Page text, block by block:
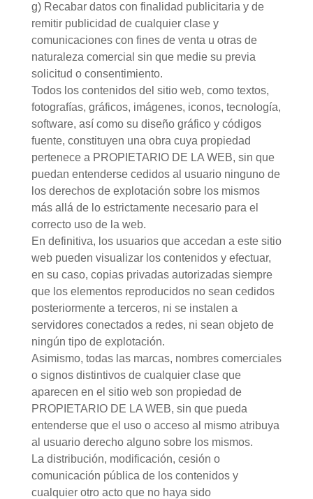
g) Recabar datos con finalidad publicitaria y de
remitir publicidad de cualquier clase y
comunicaciones con fines de venta u otras de
naturaleza comercial sin que medie su previa
solicitud o consentimiento.
Todos los contenidos del sitio web, como textos,
fotografías, gráficos, imágenes, iconos, tecnología,
software, así como su diseño gráfico y códigos
fuente, constituyen una obra cuya propiedad
pertenece a PROPIETARIO DE LA WEB, sin que
puedan entenderse cedidos al usuario ninguno de
los derechos de explotación sobre los mismos
más allá de lo estrictamente necesario para el
correcto uso de la web.
En definitiva, los usuarios que accedan a este sitio
web pueden visualizar los contenidos y efectuar,
en su caso, copias privadas autorizadas siempre
que los elementos reproducidos no sean cedidos
posteriormente a terceros, ni se instalen a
servidores conectados a redes, ni sean objeto de
ningún tipo de explotación.
Asimismo, todas las marcas, nombres comerciales
o signos distintivos de cualquier clase que
aparecen en el sitio web son propiedad de
PROPIETARIO DE LA WEB, sin que pueda
entenderse que el uso o acceso al mismo atribuya
al usuario derecho alguno sobre los mismos.
La distribución, modificación, cesión o
comunicación pública de los contenidos y
cualquier otro acto que no haya sido